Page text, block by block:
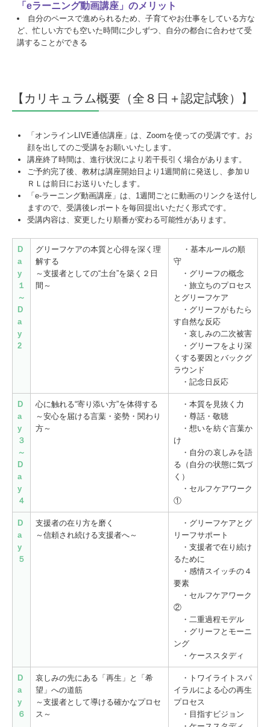
「eラーニング動画講座」のメリット
自分のペースで進められるため、子育てやお仕事をしている方な
ど、忙しい方でも空いた時間に少しずつ、自分の都合に合わせて受
講することができる
【カリキュラム概要（全８日＋認定試験）】
「オンラインLIVE通信講座」は、 Zoomを使っての受講です。お
顔を出してのご受講をお願いいたします。
講座終了時間は、進行状況により若干長引く場合があります。
ご予約完了後、教材は講座開始日より1週間前に発送し、参加Ｕ
ＲＬは前日にお送りいたします。
「e-ラーニング動画講座」は、1週間ごとに動画のリンクを送付し
ますので、受講後レポートを毎回提出いただく形式です。
受講内容は、変更したり順番が変わる可能性があります。
D
a
y
１
～
D
a
y
2
グリーフケアの本質と心得を深く理
解する
～支援者としての“土台”を築く２日
間～
・基本ルールの順
守
・グリーフの概念
・旅立ちのプロセス
とグリーフケア
・グリーフがもたら
す自然な反応
・哀しみの二次被害
・グリーフをより深
くする要因とバックグ
ラウンド
・記念日反応
D
a
y
３
～
D
a
y
４
心に触れる“寄り添い方”を体得する
～安心を届ける言葉・姿勢・関わり
方～
・本質を見抜く力
・尊話・敬聴
・想いを紡ぐ言葉か
け
・自分の哀しみを語
る （自分の状態に気づ
く）
・セルフケアワーク
①
D
a
y
５
支援者の在り方を磨く
～信頼され続ける支援者へ～
・グリーフケアとグ
リーフサポート
・支援者で在り続け
るために
・感情スイッチの４
要素
・セルフケアワーク
②
・二重過程モデル
・グリーフとモーニ
ング
・ケーススタディ
D
a
y
６
哀しみの先にある「再生」と「希
望」への道筋
～支援者として導ける確かなプロセ
ス～
・トワイライトスパ
イラルによる心の再生
プロセス
・目指すビジョン